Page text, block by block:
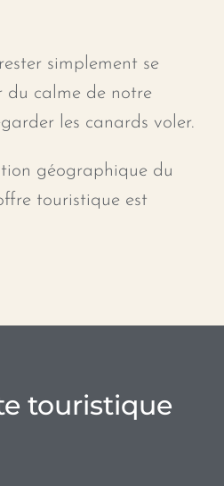
simplement se
du calme de notre
les canards voler.
géographique du
touristique est
touristique